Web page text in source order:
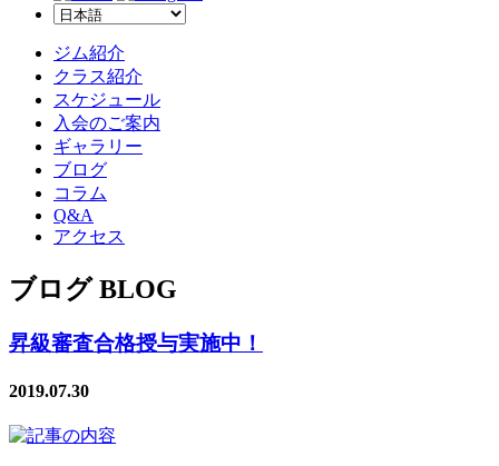
ジム紹介
クラス紹介
スケジュール
入会のご案内
ギャラリー
ブログ
コラム
Q&A
アクセス
ブログ BLOG
昇級審査合格授与実施中！
2019.07.30